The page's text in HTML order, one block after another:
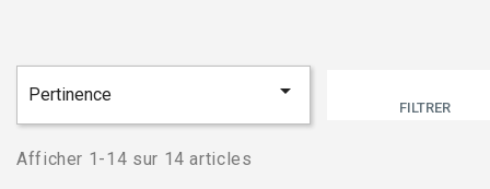
Pertinence 
FILTRER
Afficher 1-14 sur 14 articles